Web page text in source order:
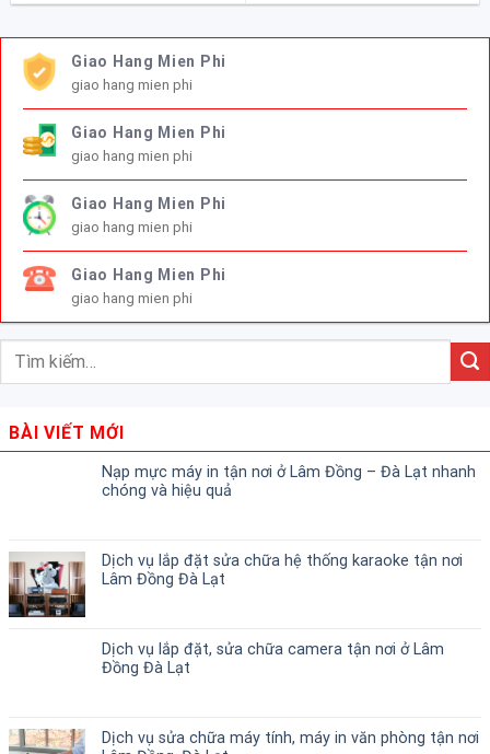
Giao Hang Mien Phi
giao hang mien phi
Giao Hang Mien Phi
giao hang mien phi
Giao Hang Mien Phi
giao hang mien phi
Giao Hang Mien Phi
giao hang mien phi
BÀI VIẾT MỚI
Nạp mực máy in tận nơi ở Lâm Đồng – Đà Lạt nhanh
chóng và hiệu quả
Dịch vụ lắp đặt sửa chữa hệ thống karaoke tận nơi
Lâm Đồng Đà Lạt
Dịch vụ lắp đặt, sửa chữa camera tận nơi ở Lâm
Đồng Đà Lạt
Dịch vụ sửa chữa máy tính, máy in văn phòng tận nơi